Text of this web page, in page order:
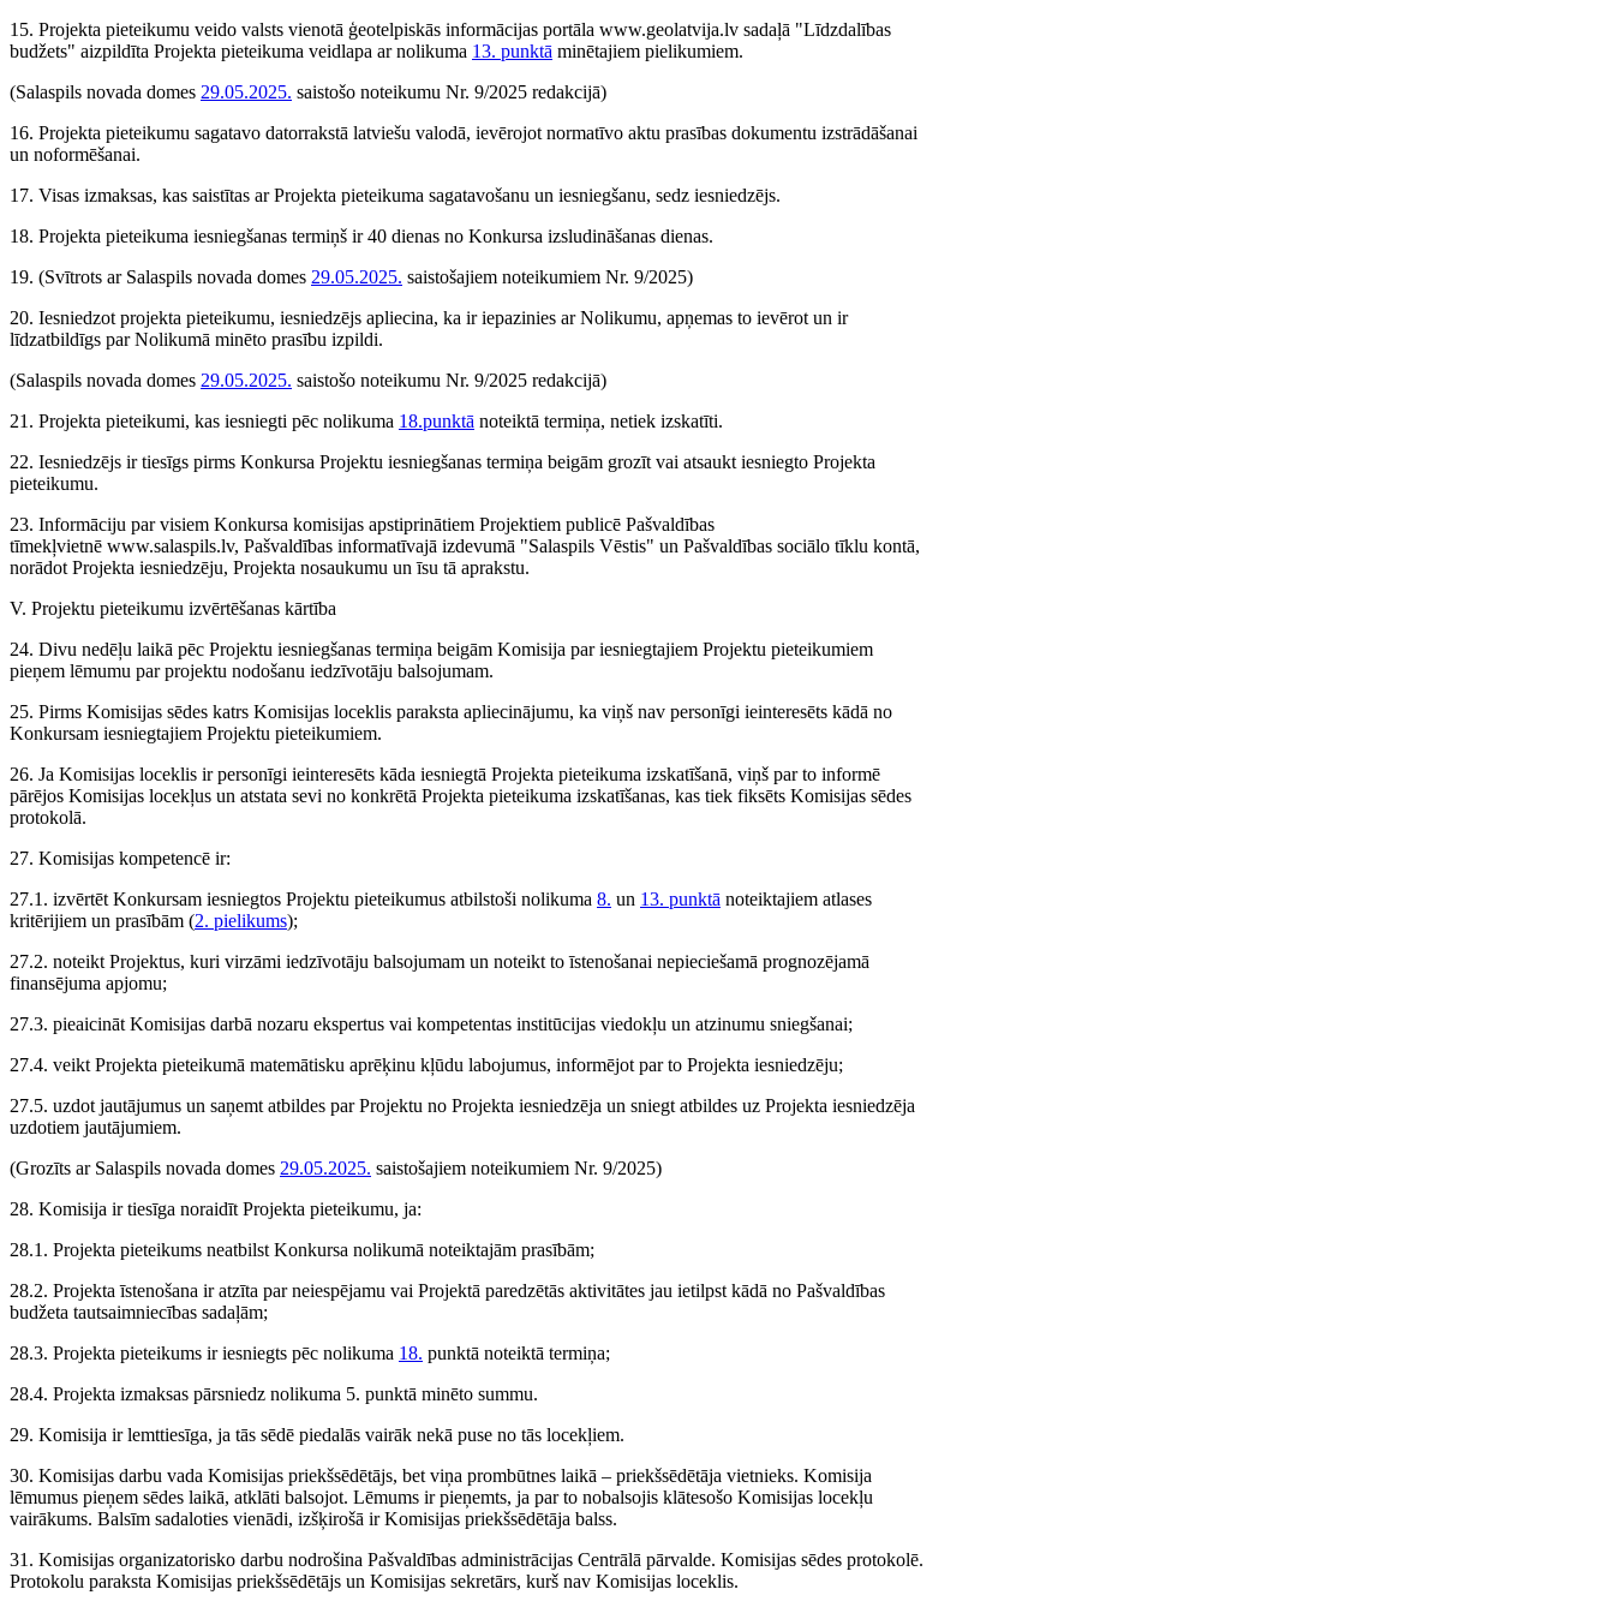
15. Projekta pieteikumu veido valsts vienotā ģeotelpiskās informācijas portāla www.geolatvija.lv sadaļā "Līdzdalības
budžets" aizpildīta Projekta pieteikuma veidlapa ar nolikuma 13. punktā minētajiem pielikumiem.
(Salaspils novada domes 29.05.2025. saistošo noteikumu Nr. 9/2025 redakcijā)
16. Projekta pieteikumu sagatavo datorrakstā latviešu valodā, ievērojot normatīvo aktu prasības dokumentu izstrādāšanai
un noformēšanai.
17. Visas izmaksas, kas saistītas ar Projekta pieteikuma sagatavošanu un iesniegšanu, sedz iesniedzējs.
18. Projekta pieteikuma iesniegšanas termiņš ir 40 dienas no Konkursa izsludināšanas dienas.
19. (Svītrots ar Salaspils novada domes 29.05.2025. saistošajiem noteikumiem Nr. 9/2025)
20. Iesniedzot projekta pieteikumu, iesniedzējs apliecina, ka ir iepazinies ar Nolikumu, apņemas to ievērot un ir
līdzatbildīgs par Nolikumā minēto prasību izpildi.
(Salaspils novada domes 29.05.2025. saistošo noteikumu Nr. 9/2025 redakcijā)
21. Projekta pieteikumi, kas iesniegti pēc nolikuma 18.punktā noteiktā termiņa, netiek izskatīti.
22. Iesniedzējs ir tiesīgs pirms Konkursa Projektu iesniegšanas termiņa beigām grozīt vai atsaukt iesniegto Projekta
pieteikumu.
23. Informāciju par visiem Konkursa komisijas apstiprinātiem Projektiem publicē Pašvaldības
tīmekļvietnē www.salaspils.lv, Pašvaldības informatīvajā izdevumā "Salaspils Vēstis" un Pašvaldības sociālo tīklu kontā,
norādot Projekta iesniedzēju, Projekta nosaukumu un īsu tā aprakstu.
V. Projektu pieteikumu izvērtēšanas kārtība
24. Divu nedēļu laikā pēc Projektu iesniegšanas termiņa beigām Komisija par iesniegtajiem Projektu pieteikumiem
pieņem lēmumu par projektu nodošanu iedzīvotāju balsojumam.
25. Pirms Komisijas sēdes katrs Komisijas loceklis paraksta apliecinājumu, ka viņš nav personīgi ieinteresēts kādā no
Konkursam iesniegtajiem Projektu pieteikumiem.
26. Ja Komisijas loceklis ir personīgi ieinteresēts kāda iesniegtā Projekta pieteikuma izskatīšanā, viņš par to informē
pārējos Komisijas locekļus un atstata sevi no konkrētā Projekta pieteikuma izskatīšanas, kas tiek fiksēts Komisijas sēdes
protokolā.
27. Komisijas kompetencē ir:
27.1. izvērtēt Konkursam iesniegtos Projektu pieteikumus atbilstoši nolikuma 8. un 13. punktā noteiktajiem atlases
kritērijiem un prasībām (2. pielikums);
27.2. noteikt Projektus, kuri virzāmi iedzīvotāju balsojumam un noteikt to īstenošanai nepieciešamā prognozējamā
finansējuma apjomu;
27.3. pieaicināt Komisijas darbā nozaru ekspertus vai kompetentas institūcijas viedokļu un atzinumu sniegšanai;
27.4. veikt Projekta pieteikumā matemātisku aprēķinu kļūdu labojumus, informējot par to Projekta iesniedzēju;
27.5. uzdot jautājumus un saņemt atbildes par Projektu no Projekta iesniedzēja un sniegt atbildes uz Projekta iesniedzēja
uzdotiem jautājumiem.
(Grozīts ar Salaspils novada domes 29.05.2025. saistošajiem noteikumiem Nr. 9/2025)
28. Komisija ir tiesīga noraidīt Projekta pieteikumu, ja:
28.1. Projekta pieteikums neatbilst Konkursa nolikumā noteiktajām prasībām;
28.2. Projekta īstenošana ir atzīta par neiespējamu vai Projektā paredzētās aktivitātes jau ietilpst kādā no Pašvaldības
budžeta tautsaimniecības sadaļām;
28.3. Projekta pieteikums ir iesniegts pēc nolikuma 18. punktā noteiktā termiņa;
28.4. Projekta izmaksas pārsniedz nolikuma 5. punktā minēto summu.
29. Komisija ir lemttiesīga, ja tās sēdē piedalās vairāk nekā puse no tās locekļiem.
30. Komisijas darbu vada Komisijas priekšsēdētājs, bet viņa prombūtnes laikā – priekšsēdētāja vietnieks. Komisija
lēmumus pieņem sēdes laikā, atklāti balsojot. Lēmums ir pieņemts, ja par to nobalsojis klātesošo Komisijas locekļu
vairākums. Balsīm sadaloties vienādi, izšķirošā ir Komisijas priekšsēdētāja balss.
31. Komisijas organizatorisko darbu nodrošina Pašvaldības administrācijas Centrālā pārvalde. Komisijas sēdes protokolē.
Protokolu paraksta Komisijas priekšsēdētājs un Komisijas sekretārs, kurš nav Komisijas loceklis.